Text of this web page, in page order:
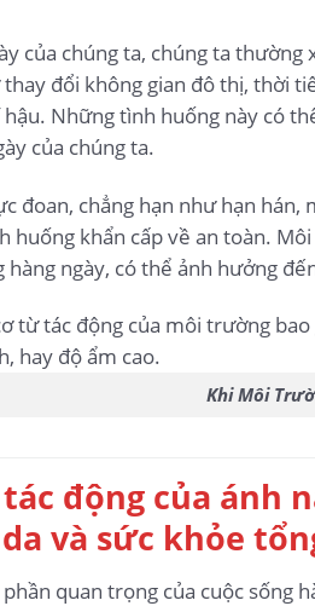
của chúng ta, chúng ta
đổi không gian đô thị, thời
Những tình huống này có
của chúng ta.
đoan, chẳng hạn như hạn
huống khẩn cấp về an toàn.
hàng ngày, có thể ảnh hưởng
Khi Môi
động của ánh
và sức khỏe
quan trọng của cuộc sống